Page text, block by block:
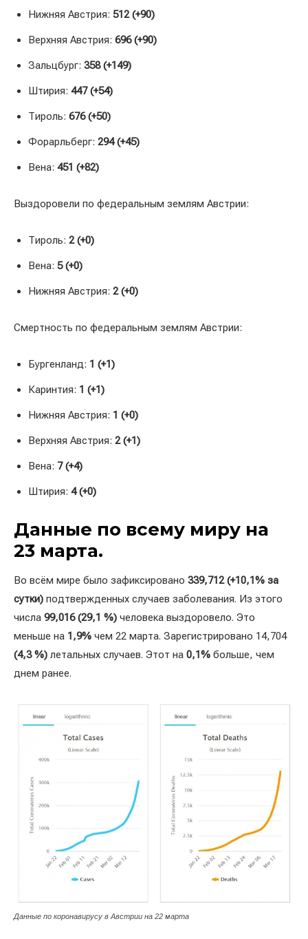
Нижняя Австрия: 512 (+90)
Верхняя Австрия: 696 (+90)
Зальцбург: 358 (+149)
Штирия: 447 (+54)
Тироль: 676 (+50)
Форарльберг: 294 (+45)
Вена: 451 (+82)
Выздоровели по федеральным землям Австрии:
Тироль: 2 (+0)
Вена: 5 (+0)
Нижняя Австрия: 2 (+0)
Смертность по федеральным землям Австрии:
Бургенланд: 1 (+1)
Каринтия: 1 (+1)
Нижняя Австрия: 1 (+0)
Верхняя Австрия: 2 (+1)
Вена: 7 (+4)
Штирия: 4 (+0)
Данные по всему миру на
23 марта.
Во всём мире было зафиксировано 339,712 (+10,1% за
сутки) подтвержденных случаев заболевания. Из этого
числа 99,016 (29,1 %) человека выздоровело. Это
меньше на 1,9% чем 22 марта. Зарегистрировано 14,704
(4,3 %) летальных случаев. Этот на 0,1% больше, чем
днем ранее.
Данные по коронавирусу в Австрии на 22 марта